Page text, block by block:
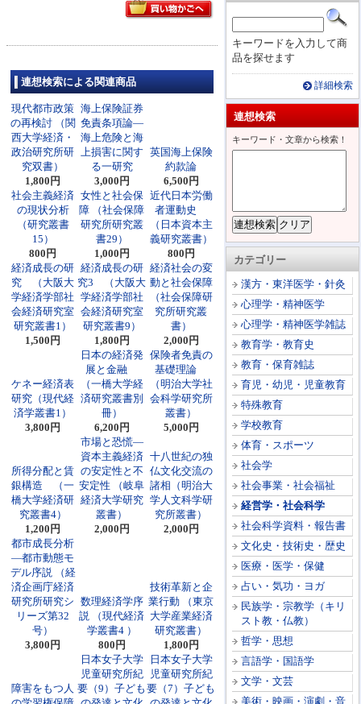
キーワードを入力して商
品を探せます
詳細検索
連想検索
キーワード・文章から検索！
カテゴリー
漢方・東洋医学・針灸
心理学・精神医学
心理学・精神医学雑誌
教育学・教育史
教育・保育雑誌
育児・幼児・児童教育
特殊教育
学校教育
体育・スポーツ
社会学
社会事業・社会福祉
経営学・社会科学
社会科学資料・報告書
文化史・技術史・歴史
医療・医学・保健
占い・気功・ヨガ
民族学・宗教学（キリ
スト教・仏教）
哲学・思想
言語学・国語学
文学・文芸
美術・映画・演劇・音
連想検索による関連商品
現代都市政策
の再検討 （関
西大学経済・
政治研究所研
究双書）
1,800円
海上保険証券
免責条項論―
海上危険と海
上損害に関す
る一研究
3,000円
英国海上保険
約款論
6,500円
社会主義経済
の現状分析
（研究叢書
15）
800円
女性と社会保
障 （社会保障
研究所研究叢
書29）
1,000円
近代日本労働
者運動史
（日本資本主
義研究叢書）
800円
経済成長の研
究 （大阪大
学経済学部社
会経済研究室
研究叢書1）
1,500円
経済成長の研
究3 （大阪大
学経済学部社
会経済研究室
研究叢書9）
1,800円
経済社会の変
動と社会保障
（社会保障研
究所研究叢
書）
2,000円
ケネー経済表
研究（現代経
済学叢書1）
3,800円
日本の経済発
展と金融
（一橋大学経
済研究叢書別
冊）
6,200円
保険者免責の
基礎理論
（明治大学社
会科学研究所
叢書）
5,000円
所得分配と賃
銀構造 （一
橋大学経済研
究叢書4）
1,200円
市場と恐慌―
資本主義経済
の安定性と不
安定性 （岐阜
経済大学研究
叢書）
2,000円
十八世紀の独
仏文化交流の
諸相（明治大
学人文科学研
究所叢書）
2,000円
都市成長分析
―都市動態モ
デル序説 （経
済企画庁経済
研究所研究シ
リーズ第32
号）
3,800円
数理経済学序
説 （現代経済
学叢書4 ）
800円
技術革新と企
業行動 （東京
大学産業経済
研究叢書）
1,800円
障害をもつ人
日本女子大学
児童研究所紀
要（9）子ども
日本女子大学
児童研究所紀
要（7）子ども